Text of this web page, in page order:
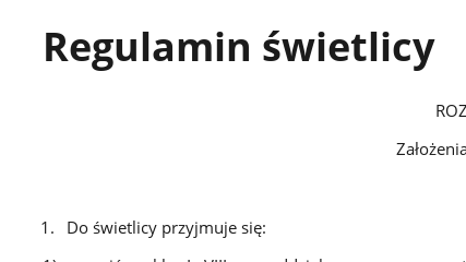
Regulamin świetlicy
ROZDZIAŁ
Założenia
§
Do świetlicy przyjmuje się: